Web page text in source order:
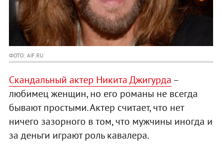
ФОТО: AIF.RU
Скандальный актер Никита Джигурда –
любимец женщин, но его романы не всегда
бывают простыми. Актер считает, что нет
ничего зазорного в том, что мужчины иногда и
за деньги играют роль кавалера.